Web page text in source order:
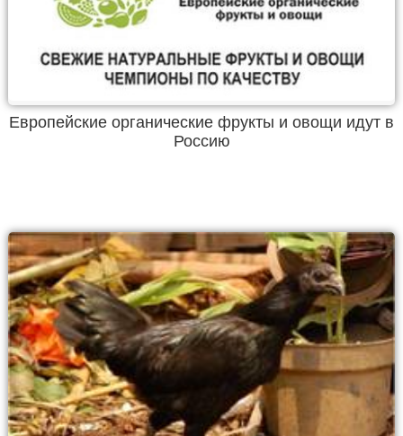
Европейские органические фрукты и овощи идут в
Россию